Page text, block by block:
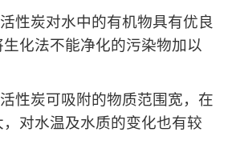
炭对水中的有机物具有优良
化法不能净化的污染物加以
炭可吸附的物质范围宽，在
对水温及水质的变化也有较